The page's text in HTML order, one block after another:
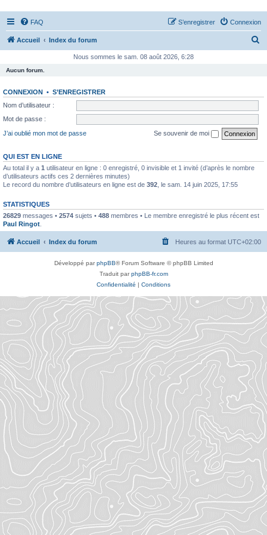
FAQ Connexion
S’enregistrer
Accueil Index du forum
e
Nous sommes le sam. 08 août 2026, 6:28
Aucun forum.
CONNEXION • S’ENREGISTRER
Nom d’utilisateur :
Mot de passe :
J’ai oublié mon mot de passe
Se souvenir de moi
QUI EST EN LIGNE
Au total il y a 1 utilisateur en ligne : 0 enregistré, 0 invisible et 1 invité (d’après le nombre
d’utilisateurs actifs ces 2 dernières minutes)
Le record du nombre d’utilisateurs en ligne est de 392 , le sam. 14 juin 2025, 17:55
STATISTIQUES
26829 messages • 2574 sujets • 488 membres • Le membre enregistré le plus récent est
Paul Ringot
Accueil Index du forum Heures au format UTC+02:00
Développé parphpBB® Forum Software © phpBB Limited
Traduit parphpBB-fr.com
Confidentialité | Conditions